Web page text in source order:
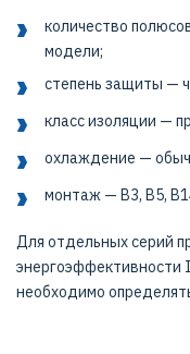
количество
модели;
степень защиты —
класс изоляции —
охлаждение —
монтаж — B3, B5,
Для отдельных серий
энергоэффективности
необходимо